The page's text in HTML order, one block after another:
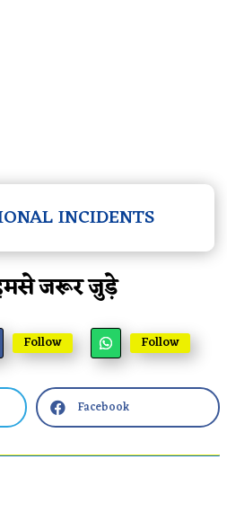
INCIDENTS
जरूर जुड़े
Follow Follow
 Facebook